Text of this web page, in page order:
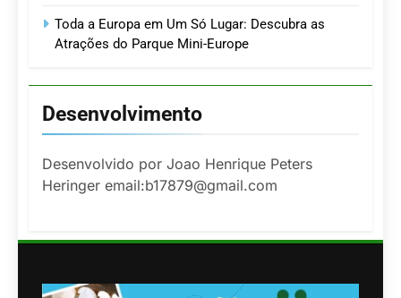
Toda a Europa em Um Só Lugar: Descubra as
Atrações do Parque Mini-Europe
Desenvolvimento
Desenvolvido por Joao Henrique Peters
Heringer email:b17879@gmail.com